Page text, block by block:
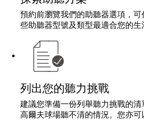
預約前瀏覽我們的助聽器選項，
些助聽器型號及類型最適合您的生
列出您的聽力挑戰
建議您準備一份列舉聽力挑戰的
高爾夫球場聽不清的情況。您亦